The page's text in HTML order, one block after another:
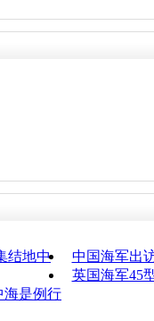
结地中
中国海军出
英国海军45
海是例行